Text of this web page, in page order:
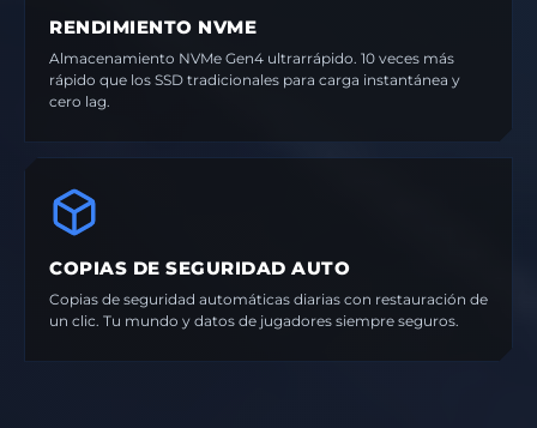
RENDIMIENTO NVME
Almacenamiento NVMe Gen4 ultrarrápido. 10 veces más
rápido que los SSD tradicionales para carga instantánea y
cero lag.
COPIAS DE SEGURIDAD AUTO
Copias de seguridad automáticas diarias con restauración de
un clic. Tu mundo y datos de jugadores siempre seguros.